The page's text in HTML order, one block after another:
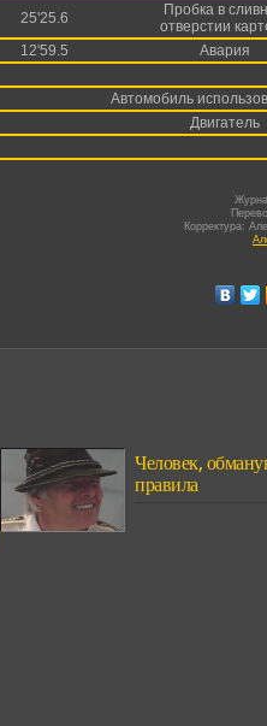
25'25.6
Пробка в
отверстии
12'59.5 Авария
Автомобиль
Двигатель
Корректура:
Человек,
правила